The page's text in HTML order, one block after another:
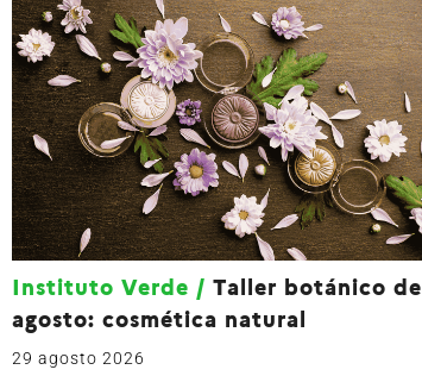
Instituto Verde / Taller botánico de
agosto: cosmética natural
29 agosto 2026